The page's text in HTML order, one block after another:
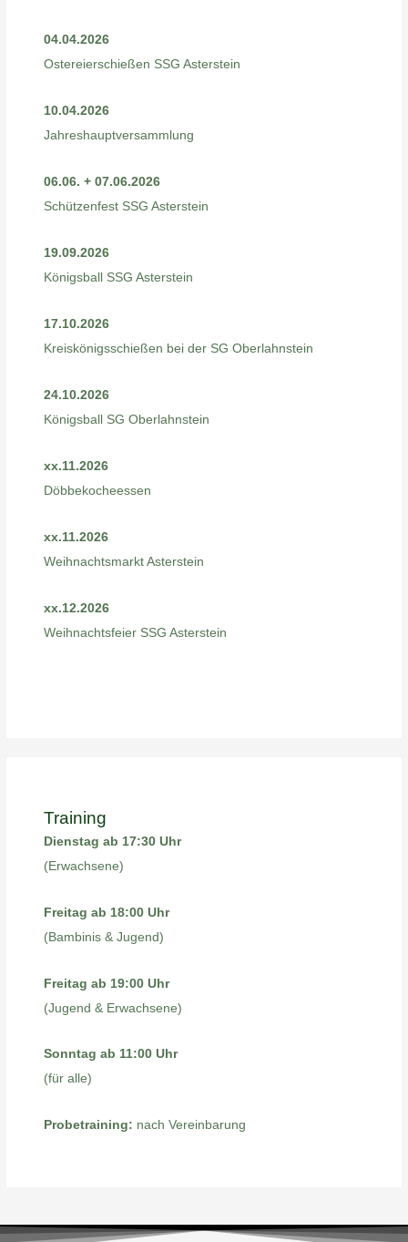
04.04.2026
Ostereierschießen SSG Asterstein
10.04.2026
Jahreshauptversammlung
06.06. + 07.06.2026
Schützenfest SSG Asterstein
19.09.2026
Königsball SSG Asterstein
17.10.2026
Kreiskönigsschießen bei der SG Oberlahnstein
24.10.2026
Königsball SG Oberlahnstein
xx.11.2026
Döbbekocheessen
xx.11.2026
Weihnachtsmarkt Asterstein
xx.12.2026
Weihnachtsfeier SSG Asterstein
Training
Dienstag ab 17:30 Uhr
(Erwachsene)
Freitag ab 18:00 Uhr
(Bambinis & Jugend)
Freitag ab 19:00 Uhr
(Jugend & Erwachsene)
Sonntag ab 11:00 Uhr
(für alle)
Probetraining: nach Vereinbarung